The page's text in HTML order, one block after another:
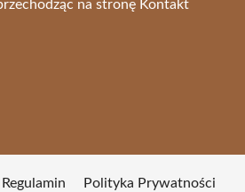
na stronę Kontakt
Regulamin Polityka Prywatności